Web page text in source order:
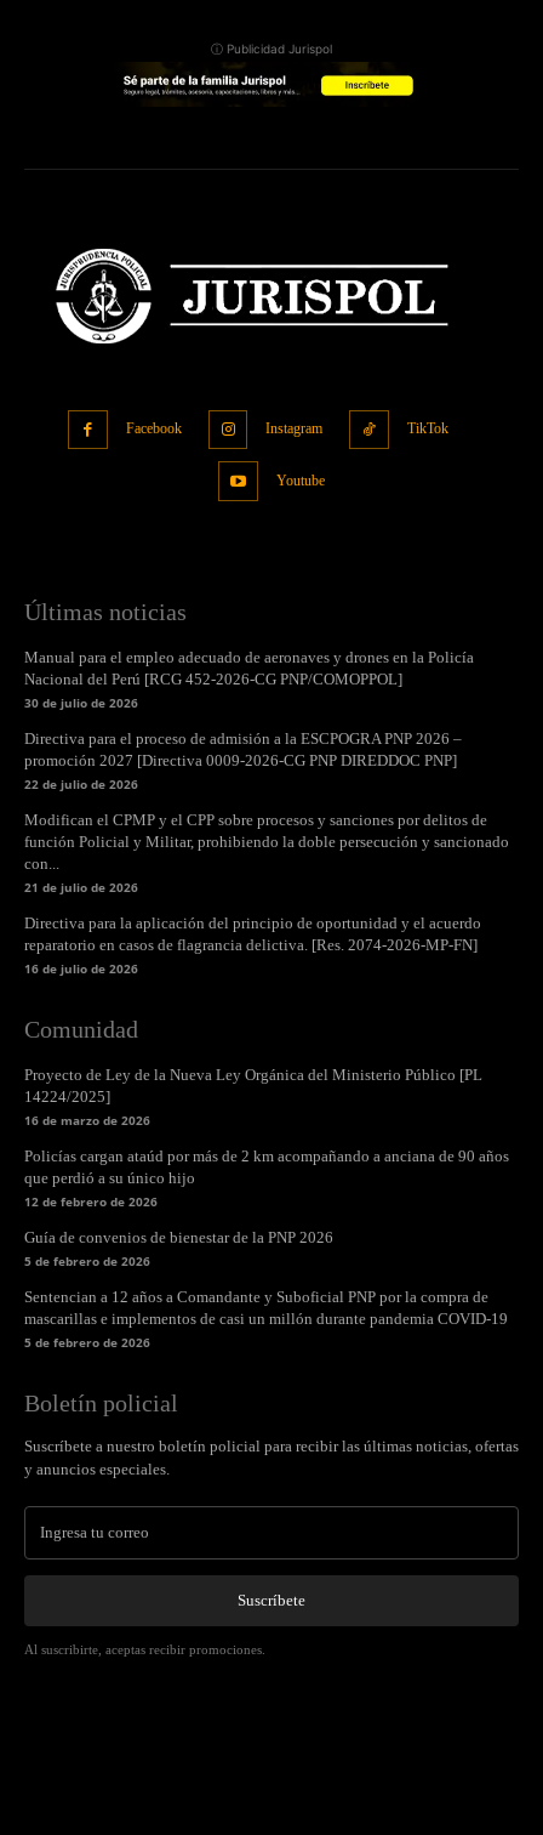
ⓘ Publicidad Jurispol
Facebook Instagram TikTok
Youtube
Últimas noticias
Manual para el empleo adecuado de aeronaves y drones en la Policía
Nacional del Perú [RCG 452-2026-CG PNP/COMOPPOL]
30 de julio de 2026
Directiva para el proceso de admisión a la ESCPOGRA PNP 2026 –
promoción 2027 [Directiva 0009-2026-CG PNP DIREDDOC PNP]
22 de julio de 2026
Modifican el CPMP y el CPP sobre procesos y sanciones por delitos de
función Policial y Militar, prohibiendo la doble persecución y sancionado
con...
21 de julio de 2026
Directiva para la aplicación del principio de oportunidad y el acuerdo
reparatorio en casos de flagrancia delictiva. [Res. 2074-2026-MP-FN]
16 de julio de 2026
Comunidad
Proyecto de Ley de la Nueva Ley Orgánica del Ministerio Público [PL
14224/2025]
16 de marzo de 2026
Policías cargan ataúd por más de 2 km acompañando a anciana de 90 años
que perdió a su único hijo
12 de febrero de 2026
Guía de convenios de bienestar de la PNP 2026
5 de febrero de 2026
Sentencian a 12 años a Comandante y Suboficial PNP por la compra de
mascarillas e implementos de casi un millón durante pandemia COVID-19
5 de febrero de 2026
Boletín policial
Suscríbete a nuestro boletín policial para recibir las últimas noticias, ofertas
y anuncios especiales.
Suscríbete
Al suscribirte, aceptas recibir promociones.